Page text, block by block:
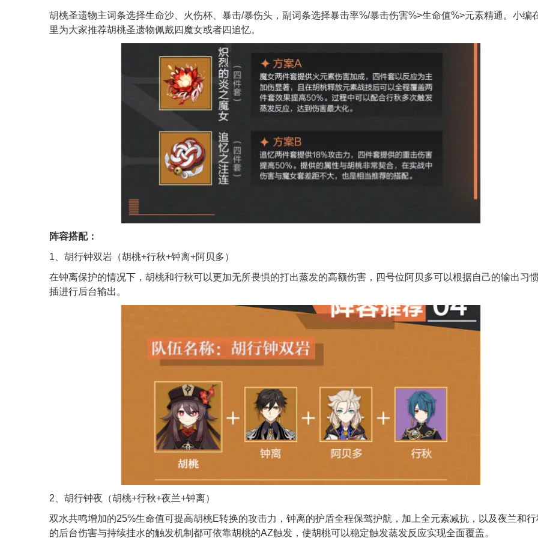
胡桃圣遗物主词条选择生命沙、火伤杯、暴击/暴伤头，副词条选择暴击率%/暴击伤害%>生命值%>元素精通。小编
里为大家推荐胡桃圣遗物佩戴四魔女或者四追忆。
阵容搭配：
1、胡行钟双岩（胡桃+行秋+钟离+阿贝多）
在钟离保护的情况下，胡桃和行秋可以更加无所畏惧的打出蒸发的高额伤害，四号位阿贝多可以根据自己的输出习
插进行后台输出。
2、胡行钟夜（胡桃+行秋+夜兰+钟离）
双水共鸣增加的25%生命值可提高胡桃E转换的攻击力，钟离的护盾全程保驾护航，加上全元素减抗，以及夜兰和行
的后台伤害与持续挂水的触发机制都可依靠胡桃的AZ触发，使胡桃可以稳定触发蒸发反应实现全面覆盖。